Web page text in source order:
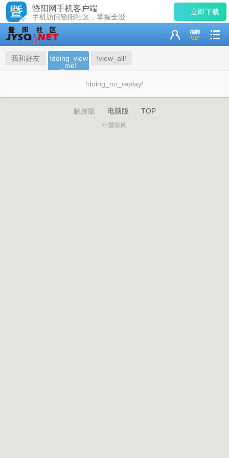
暨阳网手机客户端
手机访问暨阳社区，掌握全澄
立即下载
我和好友
!doing_view
_me!
!view_all!
!doing_no_replay!
触屏版 电脑版 TOP
© 暨阳网